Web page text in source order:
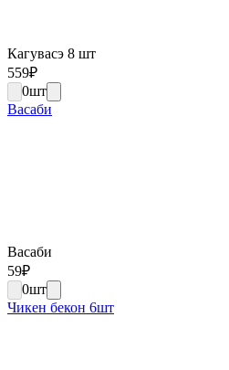
Кагувасэ 8 шт
559₽
0шт
Васаби
Васаби
59₽
0шт
Чикен бекон 6шт